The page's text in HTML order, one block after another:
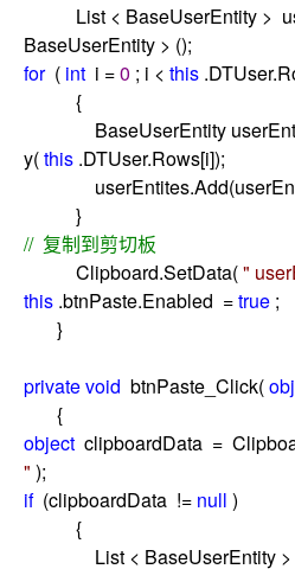
List < BaseUserEntity >
BaseUserEntity > ();
for ( int i =0 ; i < this
{
BaseUserEntity
y(this .DTUser.Rows[i]);
}
// 复制到剪切板
Clipboard.SetData("
this .btnPaste.Enabled =true ;
}
privatevoid btnPaste_Click(
{
object clipboardData =
" );
if (clipboardData != null )
{
List < BaseUserEntity >